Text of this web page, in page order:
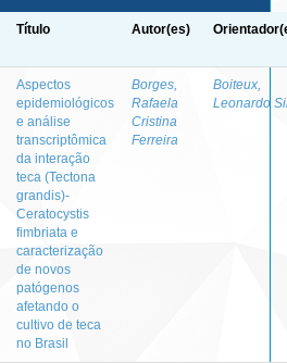
Título Autor(es)
Aspectos
epidemiológicos
e análise
transcriptômica
da interação
teca (Tectona
grandis)-
Ceratocystis
fimbriata e
caracterização
de novos
patógenos
afetando o
cultivo de teca
no Brasil
Borges,
Rafaela
Cristina
Ferreira
Boiteux,
Leonardo